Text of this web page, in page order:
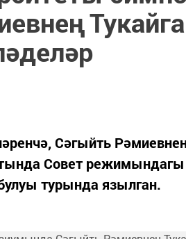
Сәгыйть
Совет режимындагы
турында язылган.